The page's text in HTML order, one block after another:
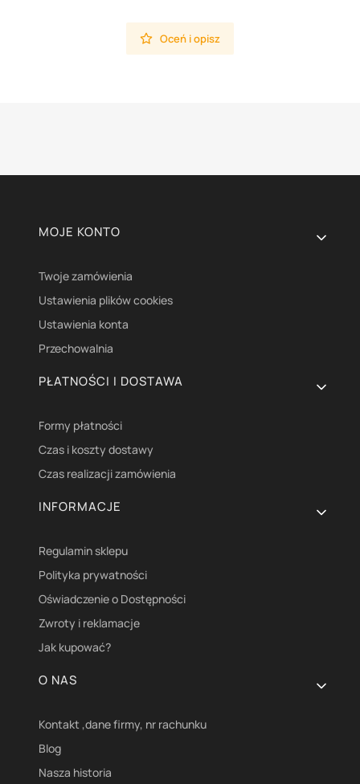
Oceń i opisz
Linki w stopce
MOJE KONTO
Twoje zamówienia
Ustawienia plików cookies
Ustawienia konta
Przechowalnia
PŁATNOŚCI I DOSTAWA
Formy płatności
Czas i koszty dostawy
Czas realizacji zamówienia
INFORMACJE
Regulamin sklepu
Polityka prywatności
Oświadczenie o Dostępności
Zwroty i reklamacje
Jak kupować?
O NAS
Kontakt ,dane firmy, nr rachunku
Blog
Nasza historia